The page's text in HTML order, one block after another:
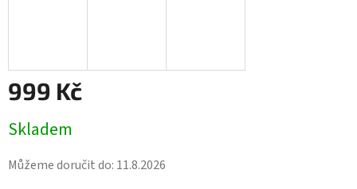
999 Kč
cena:
Skladem
Můžeme doručit do: 11.8.2026